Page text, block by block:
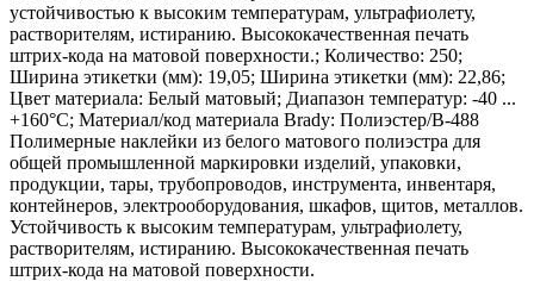
устойчивостью к высоким температурам, ультрафиолету,
растворителям, истиранию. Высококачественная печать
штрих-кода на матовой поверхности.; Количество: 250;
Ширина этикетки (мм): 19,05; Ширина этикетки (мм): 22,86;
Цвет материала: Белый матовый; Диапазон температур: -40 ...
+160°С; Материал/код материала Brady: Полиэстер/В-488
Полимерные наклейки из белого матового полиэстра для
общей промышленной маркировки изделий, упаковки,
продукции, тары, трубопроводов, инструмента, инвентаря,
контейнеров, электрооборудования, шкафов, щитов, металлов.
Устойчивость к высоким температурам, ультрафиолету,
растворителям, истиранию. Высококачественная печать
штрих-кода на матовой поверхности.